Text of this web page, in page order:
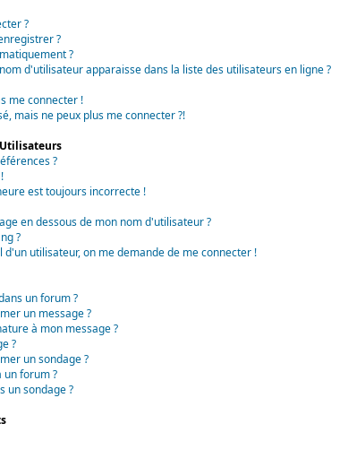
?
?
?
d'utilisateur apparaisse dans la liste des utilisateurs en ligne ?
me connecter !
mais ne peux plus me connecter ?!
?
est toujours incorrecte !
en dessous de mon nom d'utilisateur ?
?
utilisateur, on me demande de me connecter !
un forum ?
un message ?
à mon message ?
?
un sondage ?
un forum ?
un sondage ?